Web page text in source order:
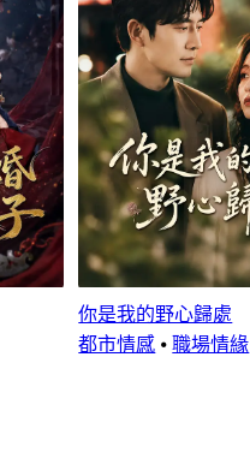
你是我的野心歸處
都市情感 ⦁職場情緣